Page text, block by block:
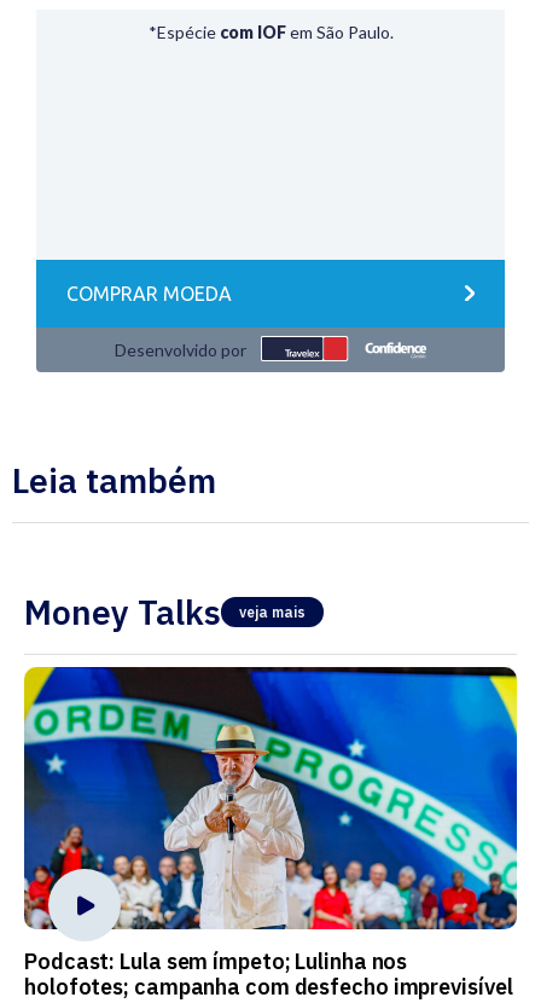
Leia também
Money Talks veja mais
Podcast: Lula sem ímpeto; Lulinha nos
holofotes; campanha com desfecho imprevisível